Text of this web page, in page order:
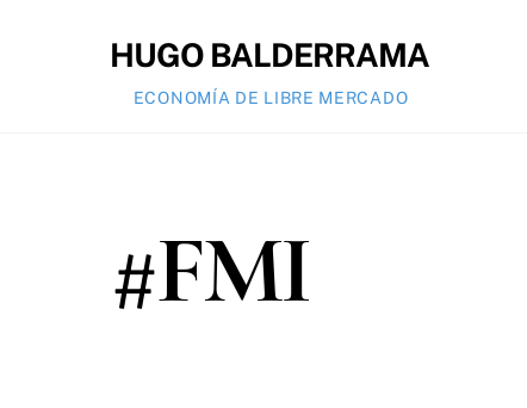
HUGO BALDERRAMA
ECONOMÍA DE LIBRE MERCADO
#FMI